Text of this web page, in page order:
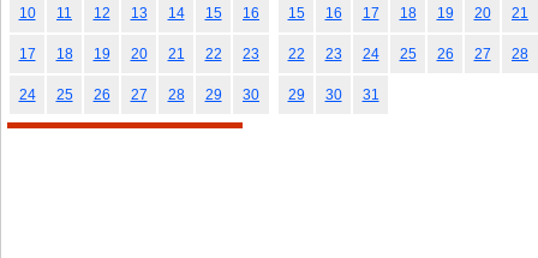
10 11 12 13 14 15 16
17 18 19 20 21 22 23
24 25 26 27 28 29 30
15 16 17 18 19 20 21
22 23 24 25 26 27 28
29 30 31